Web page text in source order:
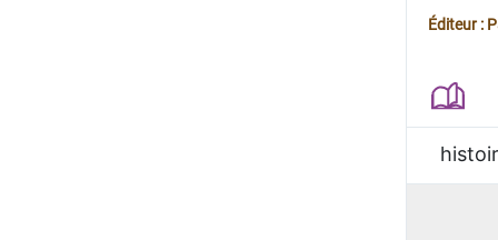
Juan
Éditeur :